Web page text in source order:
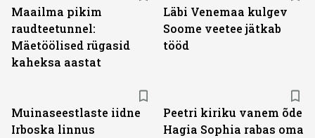
Maailma pikim
raudteetunnel:
Mäetöölised rügasid
kaheksa aastat
Läbi Venemaa kulgev
Soome veetee jätkab
tööd
Muinaseestlaste iidne
Irboska linnus
Peetri kiriku vanem õde
Hagia Sophia rabas oma